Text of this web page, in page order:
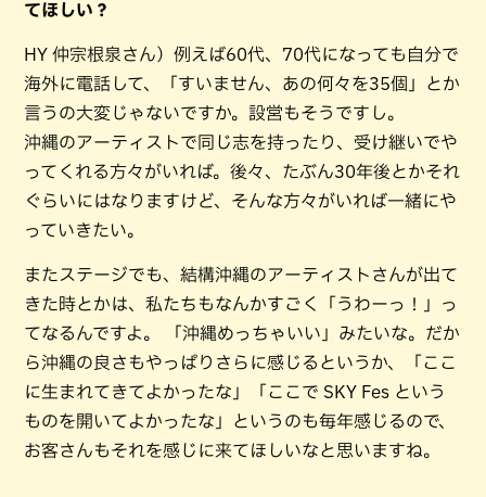
てほしい？
HY 仲宗根泉さん）例えば60代、70代になっても自分で
海外に電話して、「すいません、あの何々を35個」とか
言うの大変じゃないですか。設営もそうですし。
沖縄のアーティストで同じ志を持ったり、受け継いでや
ってくれる方々がいれば。後々、たぶん30年後とかそれ
ぐらいにはなりますけど、そんな方々がいれば一緒にや
っていきたい。
またステージでも、結構沖縄のアーティストさんが出て
きた時とかは、私たちもなんかすごく「うわーっ！」っ
てなるんですよ。 「沖縄めっちゃいい」みたいな。だか
ら沖縄の良さもやっぱりさらに感じるというか、「ここ
に生まれてきてよかったな」「ここで SKY Fes という
ものを開いてよかったな」というのも毎年感じるので、
お客さんもそれを感じに来てほしいなと思いますね。